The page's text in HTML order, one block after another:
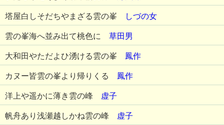
塔屋白しそだちやまざる雲の峯 しづの女
雲の峯海へ並み出て桃色に 草田男
大和田やただよひ湧ける雲の峯 鳳作
カヌー皆雲の峯より帰りくる 鳳作
洋上や遥かに薄き雲の峰 虚子
帆舟あり浅瀬越しかね雲の峰 虚子